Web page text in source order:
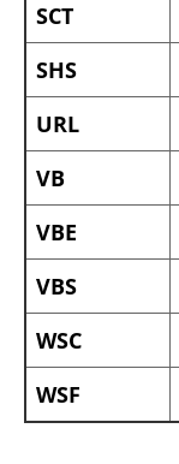
SCT
SHS
URL
VB
VBE
VBS
WSC
WSF